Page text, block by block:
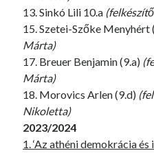
13. Sinkó Lili 10.a
15. Szetei-Szőke Menyhért
Márta)
17. Breuer Benjamin (9.a)
Márta)
18. Morovics Arlen (9.d)
Nikoletta)
2023/2024
1. ‘Az athéni demokrácia